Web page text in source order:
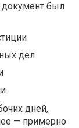
документ был
дел
дней,
— примерно